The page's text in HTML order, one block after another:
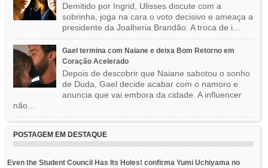
Demitido por Ingrid, Ulisses discute com a
sobrinha, joga na cara o voto decisivo e ameaça a
presidente da Joalheria Brandão. A troca de i...
Gael termina com Naiane e deixa Bom Retorno em
Coração Acelerado
Depois de descobrir que Naiane sabotou o sonho
de Duda, Gael decide acabar com o namoro e
anuncia que vai embora da cidade. A influencer
não...
POSTAGEM EM DESTAQUE
Even the Student Council Has Its Holes! confirma Yumi Uchiyama no